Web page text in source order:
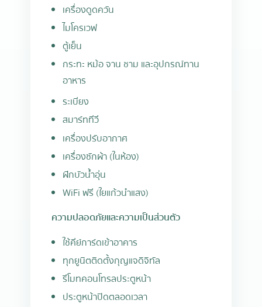
เครื่องดูดควัน
ไมโครเวฟ
ตู้เย็น
กระทะ หม้อ จาน ชาม และอุปกรณ์ทาน
อาหาร
ระเบียง
สมาร์ททีวี
เครื่องปรับอากาศ
เครื่องซักผ้า (ในห้อง)
ฝักบัวน้ำอุ่น
WiFi ฟรี (ใยแก้วนำแสง)
ความปลอดภัยและความเป็นส่วนตัว
ใช้คีย์การ์ดเข้าอาคาร
ทุกยูนิตติดตั้งกุญแจดิจิทัล
รีโมทคอนโทรลประตูหน้า
ประตูหน้าปิดตลอดเวลา